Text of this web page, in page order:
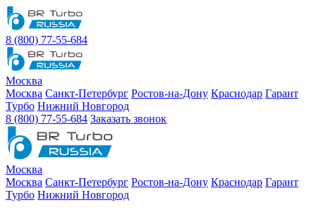
8 (800) 77-55-684
Москва
Москва Санкт-Петербург Ростов-на-Дону Краснодар Гарант
Турбо Нижний Новгород
8 (800) 77-55-684 Заказать звонок
Москва
Москва Санкт-Петербург Ростов-на-Дону Краснодар Гарант
Турбо Нижний Новгород